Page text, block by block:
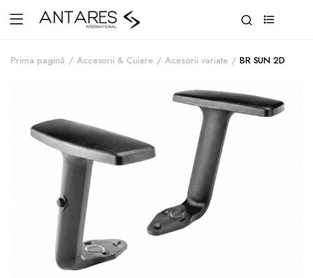
Prima pagină Accesorii & Cuiere Acesorii variate BR SUN 2D